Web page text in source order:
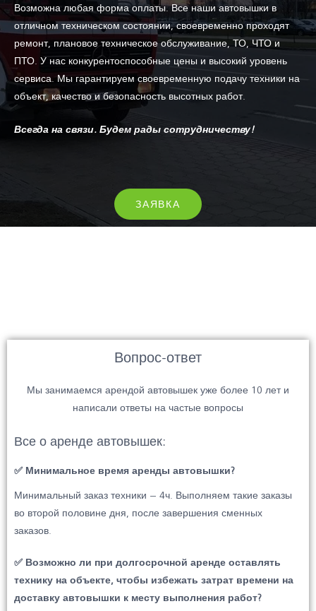
Возможна любая форма оплаты. Все наши автовышки в
отличном техническом состоянии, своевременно проходят
ремонт, плановое техническое обслуживание, ТО, ЧТО и
ПТО. У нас конкурентоспособные цены и высокий уровень
сервиса. Мы гарантируем своевременную подачу техники на
объект, качество и безопасность высотных работ.
Всегда на связи. Будем рады сотрудничеству!
ЗАЯВКА
Вопрос-ответ
Мы занимаемся арендой автовышек уже более 10 лет и
написали ответы на частые вопросы
Все о аренде автовышек:
✅ Минимальное время аренды автовышки?
Минимальный заказ техники – 4ч. Выполняем такие заказы
во второй половине дня, после завершения сменных
заказов.
✅ Возможно ли при долгосрочной аренде оставлять
технику на объекте, чтобы избежать затрат времени на
доставку автовышки к месту выполнения работ?